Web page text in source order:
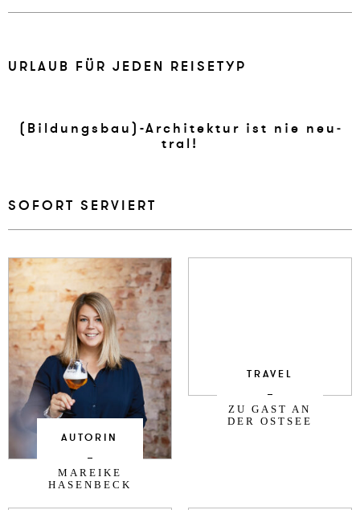
UR­LAUB FÜR JE­DEN REISE­TYP
(Bil­dungsbau)-Ar­chi­tek­tur ist nie neu­
tral!
SO­FORT SER­VIERT
AUTORIN
MAREIKE
HASENBECK
TRAVEL
ZU GAST AN
DER OSTSEE